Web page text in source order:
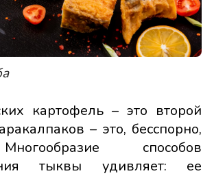
картофель – это второй
– это, бесспорно,
способов
тыквы удивляет: ее